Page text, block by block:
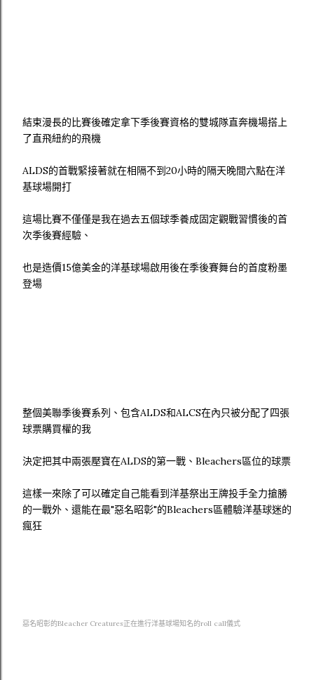
結束漫長的比賽後確定拿下季後賽資格的雙城隊直奔機場搭上
了直飛紐約的飛機
ALDS的首戰緊接著就在相隔不到20小時的隔天晚間六點在洋
基球場開打
這場比賽不僅僅是我在過去五個球季養成固定觀戰習慣後的首
次季後賽經驗、
也是造價15億美金的洋基球場啟用後在季後賽舞台的首度粉墨
登場
整個美聯季後賽系列 、包含ALDS和ALCS在內只被分配了四張
球票購買權的我
決定把其中兩張壓寶在ALDS的第一戰、Bleachers區位的球票
這樣一來除了可以確定自己能看到洋基祭出王牌投手全力搶勝
的一戰外、還能在最"惡名昭彰"的Bleachers區體驗洋基球迷的
瘋狂
惡名昭彰的Bleacher Creatures正在進行洋基球場知名的roll call儀式